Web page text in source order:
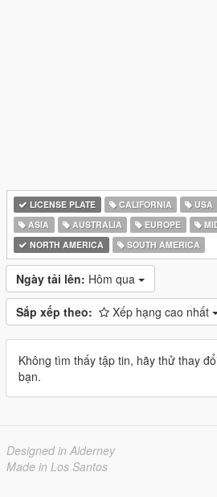
LICENSE PLATE CALIFORNIA USA
ASIA
AUSTRALIA EUROPE
NORTH AMERICA
SOUTH AMERICA
Ngày tải lên: Hôm qua
Sắp xếp theo: Xếp hạng cao nhất
Không tìm thấy tập tin, hãy thử thay
bạn.
Designed in Alderney
Made in Los Santos